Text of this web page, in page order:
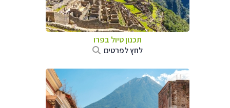
תכנון טיול בפרו
לחץ לפרטים